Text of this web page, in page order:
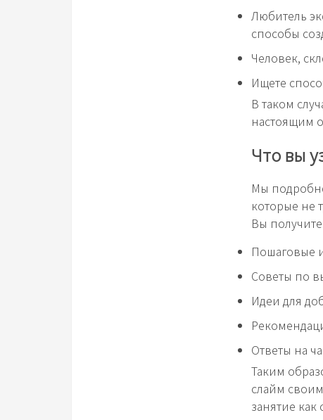
Любитель
способы
Человек,
Ищете
В таком
настоящим
Что вы
Мы
которые не
Вы
Пошаговые
Советы по
Идеи для
Ответы на
Таким
слайм
занятие как